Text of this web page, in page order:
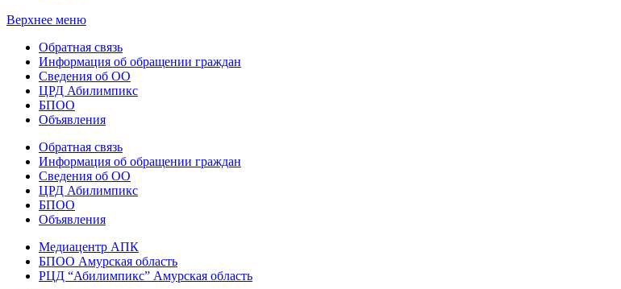
Верхнее меню
Обратная связь
Информация об обращении граждан
Сведения об ОО
ЦРД Абилимпикс
БПОО
Объявления
Обратная связь
Информация об обращении граждан
Сведения об ОО
ЦРД Абилимпикс
БПОО
Объявления
Медиацентр АПК
БПОО Амурская область
РЦД “Абилимпикс” Амурская область